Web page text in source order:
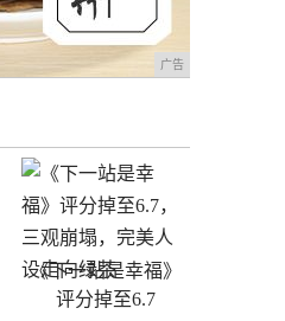
广告
《下一站是幸福》
评分掉至6.7